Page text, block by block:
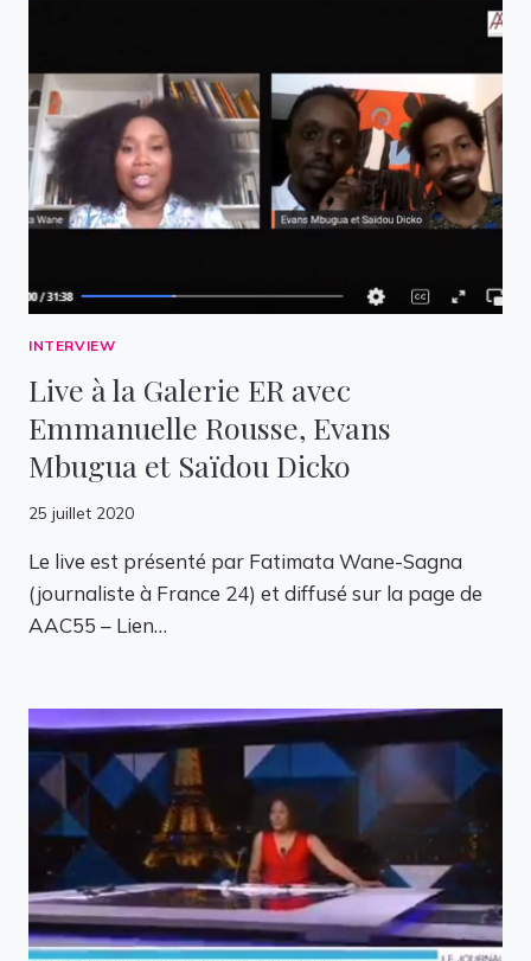
INTERVIEW
Live à la Galerie ER avec
Emmanuelle Rousse, Evans
Mbugua et Saïdou Dicko
25 juillet 2020
Le live est présenté par Fatimata Wane-Sagna
(journaliste à France 24) et diffusé sur la page de
AAC55 – Lien…